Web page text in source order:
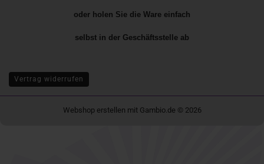
oder holen Sie die Ware einfach
selbst in der Geschäftsstelle ab
Vertrag widerrufen
Webshop erstellen mit Gambio.de © 2026